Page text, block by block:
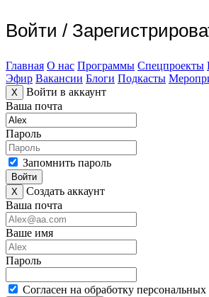
Войти /
Главная О нас Программы Спецпроекты
Эфир Вакансии Блоги Подкасты
X
Войти в аккаунт
Ваша почта
Пароль
Запомнить пароль
Войти
X
Создать аккаунт
Ваша почта
Ваше имя
Пароль
Согласен на обработку